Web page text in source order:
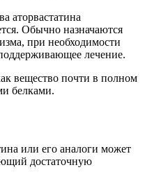
аторвастатина
Обычно назначаются
при необходимости
лечение.
вещество почти в полном
белками.
или его аналоги может
достаточную